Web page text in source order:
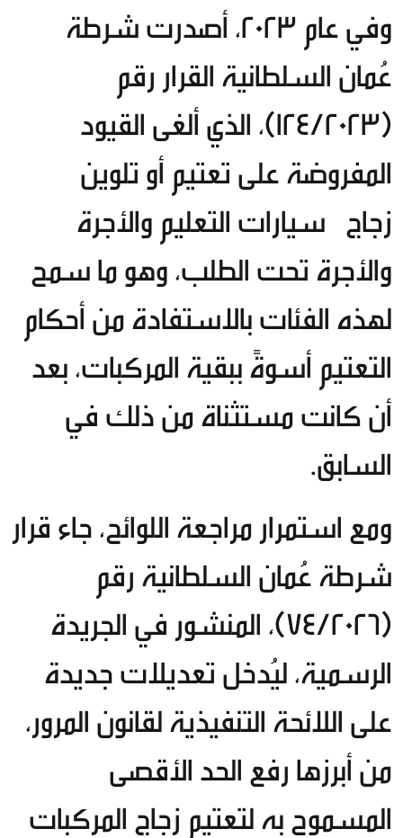
وفي عام 2023، أصدرت شرطة
عُمان السلطانية القرار رقم
(124/2023)، الذي ألغى القيود
المفروضة على تعتيم أو تلوين
زجاج سيارات التعليم والأجرة
والأجرة تحت الطلب، وهو ما سمح
لهذه الفئات بالاستفادة من أحكام
التعتيم أسوةً ببقية المركبات، بعد
أن كانت مستثناة من ذلك في
السابق.
ومع استمرار مراجعة اللوائح، جاء قرار
شرطة عُمان السلطانية رقم
(74/2026)، المنشور في الجريدة
الرسمية، ليُدخل تعديلات جديدة
على اللائحة التنفيذية لقانون المرور،
من أبرزها رفع الحد الأقصى
المسموح به لتعتيم زجاج المركبات